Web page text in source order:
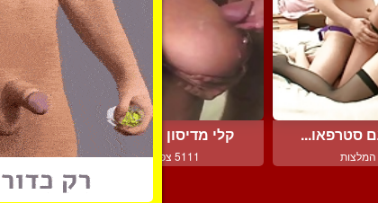
סטרפאו... קלי מדיסון המושלמת בעלת ...
5111 צפיות | 1 המלצות
צור קשר